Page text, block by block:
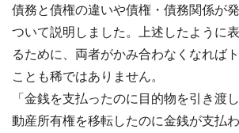
債務と債権の違いや債権・債務関係が
ついて説明しました。上述したように
るために、両者がかみ合わなくなれば
ことも稀ではありません。
「金銭を支払ったのに目的物を引き渡
動産所有権を移転したのに金銭が支払